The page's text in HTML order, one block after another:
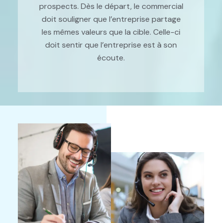
prospects. Dès le départ, le commercial
doit souligner que l’entreprise partage
les mêmes valeurs que la cible. Celle-ci
doit sentir que l’entreprise est à son
écoute.